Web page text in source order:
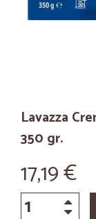
Lavazza
350 gr.
17,19 €